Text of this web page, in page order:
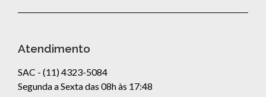
Atendimento
SAC - (11) 4323-5084
Segunda a Sexta das 08h às 17:48